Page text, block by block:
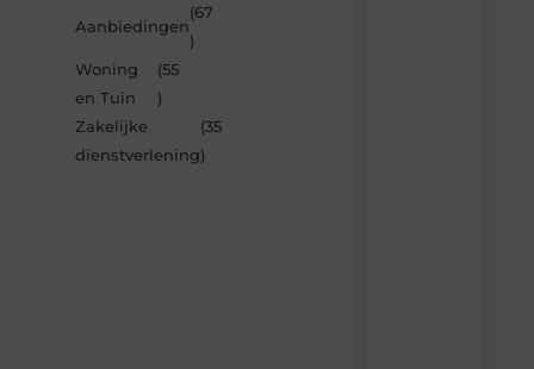
Aanbiedingen
(67
)
Woning
en Tuin
(55
)
Zakelijke
dienstverlening
(35
)